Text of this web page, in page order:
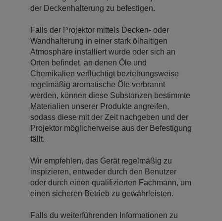
der Deckenhalterung zu befestigen.
Falls der Projektor mittels Decken- oder
Wandhalterung in einer stark ölhaltigen
Atmosphäre installiert wurde oder sich an
Orten befindet, an denen Öle und
Chemikalien verflüchtigt beziehungsweise
regelmäßig aromatische Öle verbrannt
werden, können diese Substanzen bestimmte
Materialien unserer Produkte angreifen,
sodass diese mit der Zeit nachgeben und der
Projektor möglicherweise aus der Befestigung
fällt.
Wir empfehlen, das Gerät regelmäßig zu
inspizieren, entweder durch den Benutzer
oder durch einen qualifizierten Fachmann, um
einen sicheren Betrieb zu gewährleisten.
Falls du weiterführenden Informationen zu